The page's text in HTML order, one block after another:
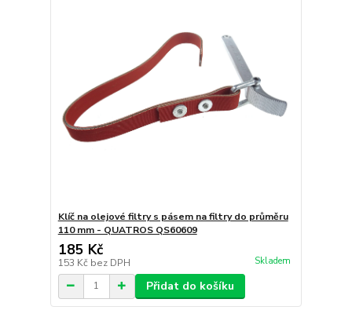
Klíč na olejové filtry s pásem na filtry do průměru
110 mm - QUATROS QS60609
185 Kč
153 Kč bez DPH Skladem
Přidat do košíku